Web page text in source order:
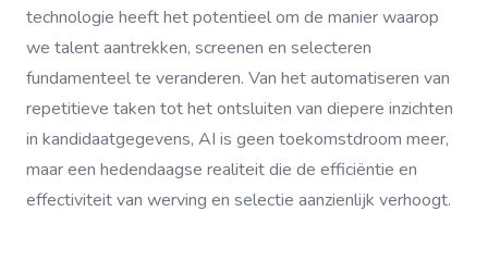
technologie heeft het potentieel om de manier waarop
we talent aantrekken, screenen en selecteren
fundamenteel te veranderen. Van het automatiseren van
repetitieve taken tot het ontsluiten van diepere inzichten
in kandidaatgegevens, AI is geen toekomstdroom meer,
maar een hedendaagse realiteit die de efficiëntie en
effectiviteit van werving en selectie aanzienlijk verhoogt.